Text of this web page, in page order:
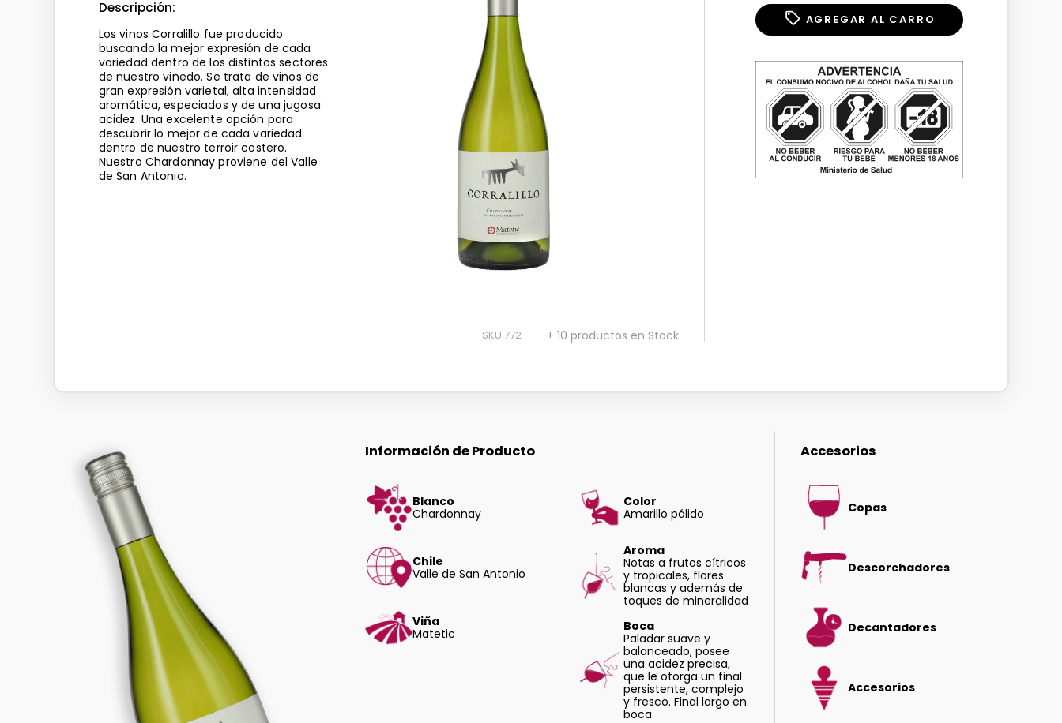
Descripción:
Los vinos Corralillo fue producido
buscando la mejor expresión de cada
variedad dentro de los distintos sectores
de nuestro viñedo. Se trata de vinos de
gran expresión varietal, alta intensidad
aromática, especiados y de una jugosa
acidez. Una excelente opción para
descubrir lo mejor de cada variedad
dentro de nuestro terroir costero.
Nuestro Chardonnay proviene del Valle
de San Antonio.
SKU:772 + 10 productos en Stock
AGREGAR AL CARRO
Información de Producto
Blanco
Chardonnay
Chile
Valle de San Antonio
Viña
Matetic
Color
Amarillo pálido
Aroma
Notas a frutos cítricos
y tropicales, flores
blancas y además de
toques de mineralidad
Boca
Paladar suave y
balanceado, posee
una acidez precisa,
que le otorga un final
persistente, complejo
y fresco. Final largo en
boca.
Accesorios
Copas
Descorchadores
Decantadores
Accesorios
reserva